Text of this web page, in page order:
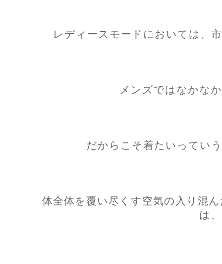
レディースモードにおいては、
メンズではなかな
だからこそ着たいってい
体全体を覆い尽くす空気の入り混
は、